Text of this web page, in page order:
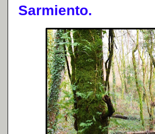
Sarmiento.